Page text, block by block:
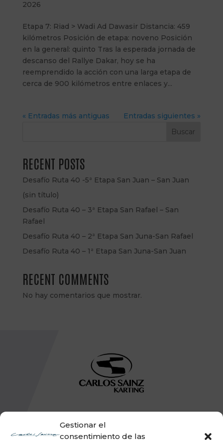
Gestionar el
consentimiento de las
2026
Etapa 7: Riad > Wadi Ad Dawasir Distancia: 459
kilómetros Posición de etapa: noveno Posición
en la general: quinto Tras la esperada jornada de
descanso del Rallye Dakar, hoy se ha
reemprendido la acción con una larga etapa de
cerca de 900 kilómetros entre enlaces y...
« Entradas más antiguas
Entradas siguientes »
Buscar
RECENT POSTS
Desafío Ruta 40 -5ª Etapa San Juan – San Juan
(sin título)
Desafío Ruta 40 – 3ª Etapa San Rafael – San
Rafael
Desafío Ruta 40 – 2ª Etapa San Juna-San Rafael
Desafío Ruta 40 – 1ª Etapa San Juna-San Juan
RECENT COMMENTS
No hay comentarios que mostrar.